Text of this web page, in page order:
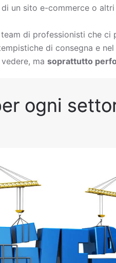
un sito e-commerce o
di professionisti che ci
di consegna e
ma soprattutto
ogni